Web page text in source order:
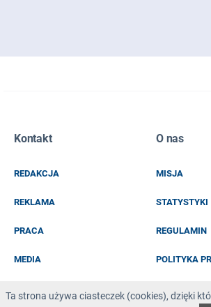
EMAIL
Kontakt
REDAKCJA
REKLAMA
PRACA
MEDIA
O nas
MISJA
STATYSTYKI
REGULAMIN
POLITYKA
Ta strona używa ciasteczek (cookies), dzięki